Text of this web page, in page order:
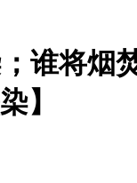
谁将烟
】